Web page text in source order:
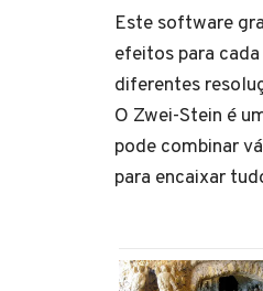
Este software
efeitos para
diferentes
O Zwei-Stein é
pode combinar
para encaixar